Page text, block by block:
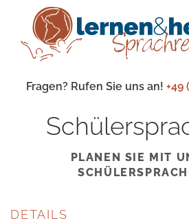
Fragen? Rufen Sie uns an! +49
PLANEN SIE MIT
DETAILS